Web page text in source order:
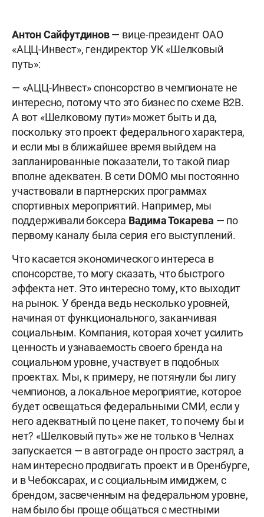
Антон Сайфутдинов— вице-президент ОАО
«АЦЦ-Инвест», гендиректор УК «Шелковый
путь»:
— «АЦЦ-Инвест» спонсорство в чемпионате не
интересно, потому что это бизнес по схеме B2B.
А вот «Шелковому пути» может быть и да,
поскольку это проект федерального характера,
и если мы в ближайшее время выйдем на
запланированные показатели, то такой пиар
вполне адекватен. В сети DOMO мы постоянно
участвовали в партнерских программах
спортивных мероприятий. Например, мы
поддерживали боксера Вадима Токарева — по
первому каналу была серия его выступлений.
Что касается экономического интереса в
спонсорстве, то могу сказать, что быстрого
эффекта нет. Это интересно тому, кто выходит
на рынок. У бренда ведь несколько уровней,
начиная от функционального, заканчивая
социальным. Компания, которая хочет усилить
ценность и узнаваемость своего бренда на
социальном уровне, участвует в подобных
проектах. Мы, к примеру, не потянули бы лигу
чемпионов, а локальное мероприятие, которое
будет освещаться федеральными СМИ, если у
него адекватный по цене пакет, то почему бы и
нет? «Шелковый путь» же не только в Челнах
запускается — в автограде он просто застрял, а
нам интересно продвигать проект и в Оренбурге,
и в Чебоксарах, и с социальным имиджем, с
брендом, засвеченным на федеральном уровне,
нам было бы проще общаться с местными